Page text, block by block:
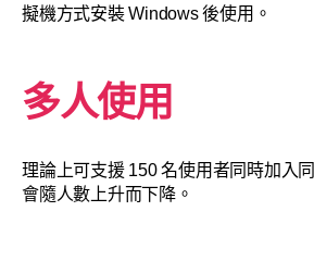
擬機方式安裝 Windows 後使用。
多人使用
理論上可支援 150 名使用者同時加入
會隨人數上升而下降。